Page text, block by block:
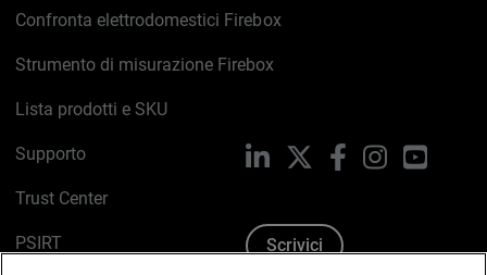
Confronta elettrodomestici Firebox
Strumento di misurazione Firebox
Lista prodotti e SKU
Supporto
Trust Center
PSIRT
LinkedIn FacebookInstagram
Scrivici